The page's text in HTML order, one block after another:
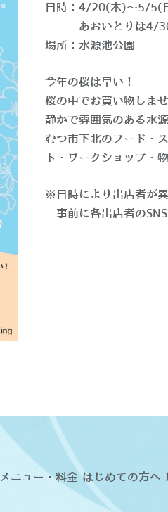
日時：4/20(木)〜5/
あおいとりは4/30(
場所：水源池公園
今年の桜は早い！
桜の中でお買い物しま
静かで雰囲気のある水
むつ市下北のフード・
ト・ワークショップ・
※日時により出店者が
事前に各出店者の
メニュー・料金 はじめての方へ